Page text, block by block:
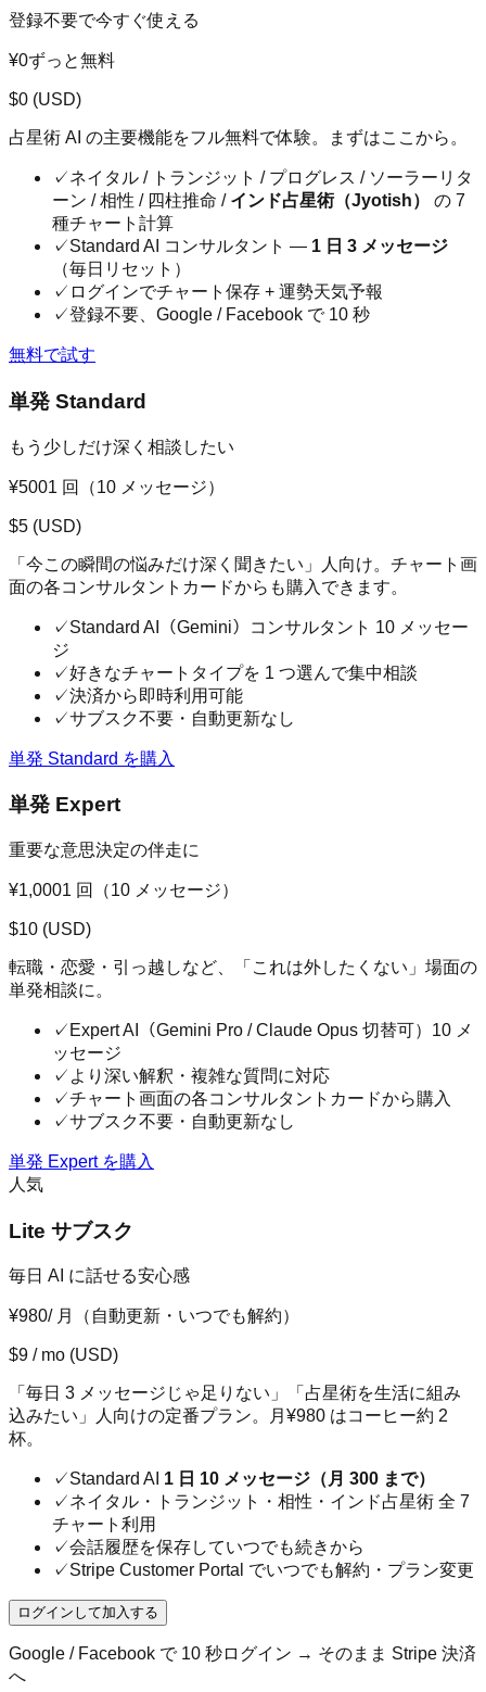
登録不要で今すぐ使える
¥0ずっと無料
$0 (USD)
占星術 AI の主要機能をフル無料で体験。まずはここから。
✓ネイタル / トランジット / プログレス / ソーラーリタ
ーン / 相性 / 四柱推命 / インド占星術（Jyotish）
の 7
種チャート計算
✓Standard AI コンサルタント — 1 日 3 メッセージ
（毎日リセット）
✓ ログインでチャート保存 + 運勢天気予報
✓登録不要、Google / Facebook で 10 秒
無料で試す
単発 Standard
もう少しだけ深く相談したい
¥5001 回（10 メッセージ）
$5 (USD)
「今この瞬間の悩みだけ深く聞きたい」人向け。チャート画
面の各コンサルタントカードからも購入できます。
✓Standard AI（Gemini）コンサルタント 10 メッセー
ジ
✓好きなチャートタイプを 1 つ選んで集中相談
✓決済から即時利用可能
✓サブスク不要・自動更新なし
単発 Standard を購入
単発 Expert
重要な意思決定の伴走に
¥1,0001 回（10 メッセージ）
$10 (USD)
転職・恋愛・引っ越しなど、「これは外したくない」場面の
単発相談に。
✓ Expert AI（Gemini Pro / Claude Opus 切替可）10 メ
ッセージ
✓ より深い解釈・複雑な質問に対応
✓チャート画面の各コンサルタントカードから購入
✓サブスク不要・自動更新なし
単発 Expert を購入
人気
Lite サブスク
毎日 AI に話せる安心感
¥980/ 月（自動更新・いつでも解約）
$9 / mo (USD)
「毎日 3 メッセージじゃ足りない」「占星術を生活に組み
込みたい」人向けの定番プラン。月¥980 はコーヒー約 2
杯。
✓Standard AI 1 日 10 メッセージ（月 300 まで）
✓ネイタル・トランジット・相性・インド占星術 全 7
チャート利用
✓会話履歴を保存していつでも続きから
✓Stripe Customer Portal でいつでも解約・プラン変更
ログインして加入する
Google / Facebook で 10 秒ログイン → そのまま Stripe 決済
へ